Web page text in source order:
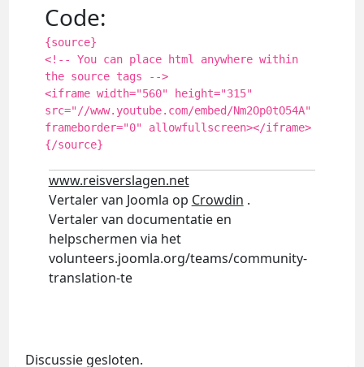
Code:
{source}
<!-- You can place html anywhere within
the source tags -->
<iframe width="560" height="315"
src="//www.youtube.com/embed/Nm2Op0tO54A"
frameborder="0" allowfullscreen></iframe>
{/source}
www.reisverslagen.net
Vertaler van Joomla op Crowdin .
Vertaler van documentatie en
helpschermen via het
volunteers.joomla.org/teams/community-
translation-te
Discussie gesloten.